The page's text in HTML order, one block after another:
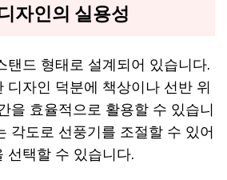
자인의 실용성
탠드 형태로 설계되어 있습니다.
디자인 덕분에 책상이나 선반 위
을 효율적으로 활용할 수 있습니
각도로 선풍기를 조절할 수 있어
선택할 수 있습니다.